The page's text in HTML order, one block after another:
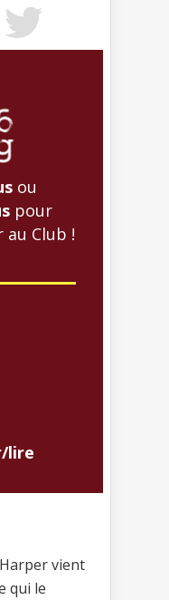
ou
pour
Club !
lire
vient
qui le